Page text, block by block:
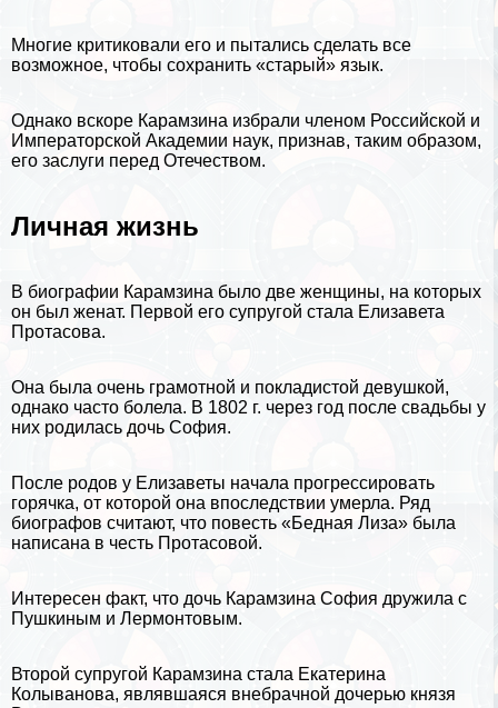
Многие критиковали его и пытались сделать все
возможное, чтобы сохранить «старый» язык.
Однако вскоре Карамзина избрали члeном Российской и
Императорской Академии наук, признав, таким образом,
его заслуги перед Отечеством.
Личная жизнь
В биографии Карамзина было две женщины, на которых
он был женат. Первой его супругой стала Елизавета
Протасова.
Она была очень грамотной и покладистой дeвyшкой,
однако часто болела. В 1802 г. через год после свадьбы у
них родилась дочь София.
После родов у Елизаветы начала прогрессировать
горячка, от которой она впоследствии умерла. Ряд
биографов считают, что повесть «Бедная Лиза» была
написана в честь Протасовой.
Интересен факт, что дочь Карамзина София дружила с
Пушкиным и Лермонтовым.
Второй супругой Карамзина стала Екатерина
Колыванова, являвшаяся внебрачной дочерью князя